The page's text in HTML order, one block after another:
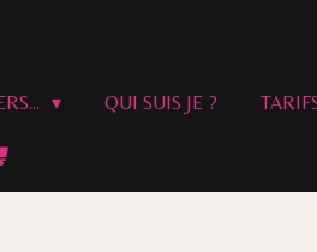
QUI SUIS JE ?